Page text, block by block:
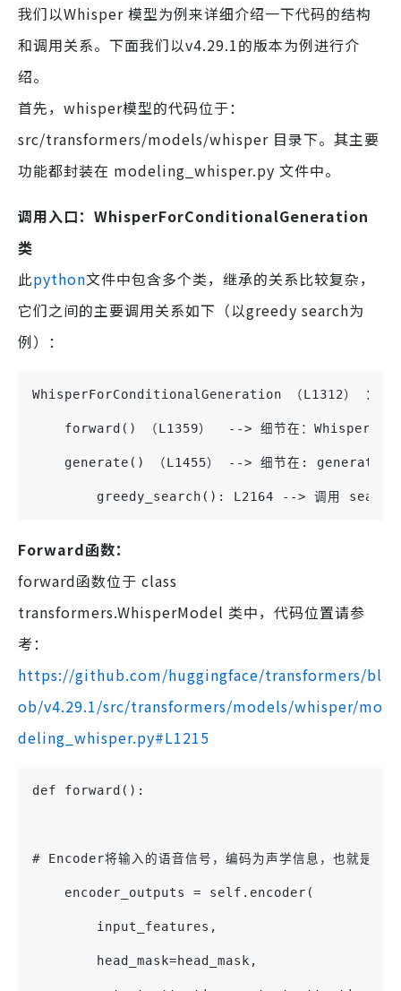
我们以Whisper 模型为例来详细介绍一下代码的结构
和调用关系。下面我们以v4.29.1的版本为例进行介
绍。
首先，whisper模型的代码位于：
src/transformers/models/whisper 目录下。其主要
功能都封装在 modeling_whisper.py 文件中。
调用入口：WhisperForConditionalGeneration
类
此python文件中包含多个类，继承的关系比较复杂，
它们之间的主要调用关系如下（以greedy search为
例）：
WhisperForConditionalGeneration （L1312） ： 调
forward() （L1359）  --> 细节在：
generate() （L1455） --> 细节在:
greedy_search(): L2164 --> 调用 search
Forward函数：
forward函数位于 class
transformers.WhisperModel 类中，代码位置请参
考：
https://github.com/huggingface/transformers/bl
ob/v4.29.1/src/transformers/models/whisper/mo
deling_whisper.py#L1215
def forward():
# Encoder将输入的语音信号，编码为声学信息，也就是
    encoder_outputs = self.encoder(
        input_features,
        head_mask=head_mask,